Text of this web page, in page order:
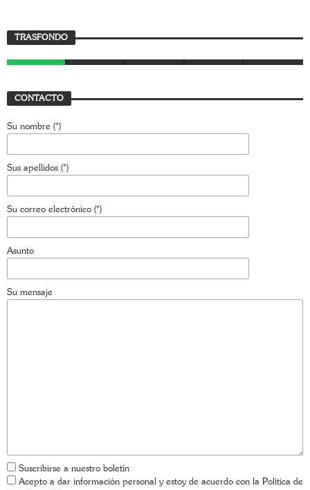
TRASFONDO
JAVIER BUSTAMANTE
CONTACTO
Su nombre (*)
Sus apellidos (*)
Su correo electrónico (*)
Asunto
Su mensaje
Suscribirse a nuestro boletín
Acepto a dar información personal y estoy de acuerdo con la Política de